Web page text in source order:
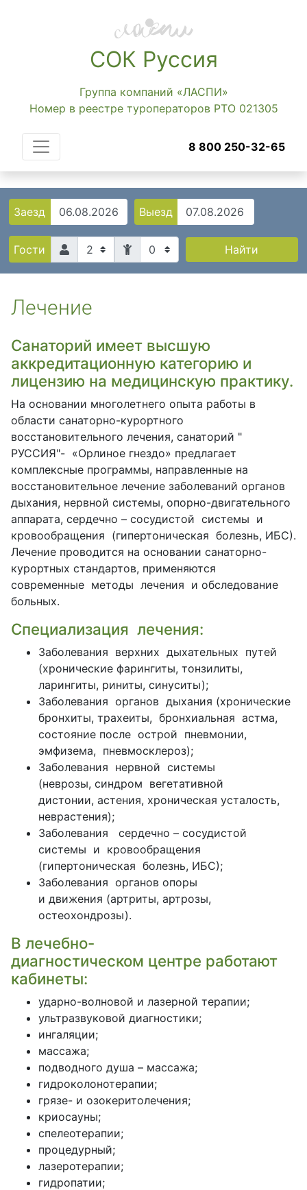
СОК Руссия
Группа компаний «ЛАСПИ»
Номер в реестре туроператоров РТО 021305
8 800 250-32-65
Заезд Выезд
Гости 0 Найти
Лечение
Санаторий имеет высшую
аккредитационную категорию и
лицензию на медицинскую практику.
На основании многолетнего опыта работы в
области санаторно-курортного
восстановительного лечения, санаторий "
РУССИЯ"- «Орлиное гнездо» предлагает
комплексные программы, направленные на
восстановительное лечение заболеваний органов
дыхания, нервной системы, опорно-двигательного
аппарата, сердечно – сосудистой системы и
кровообращения (гипертоническая болезнь, ИБС).
Лечение проводится на основании санаторно-
курортных стандартов, применяются
современные методы лечения и обследование
больных.
Специализация лечения:
Заболевания верхних дыхательных путей
(хронические фарингиты, тонзилиты,
ларингиты, риниты, синуситы);
Заболевания органов дыхания (хронические
бронхиты, трахеиты, бронхиальная астма,
состояние после острой пневмонии,
эмфизема, пневмосклероз);
Заболевания нервной системы
(неврозы, синдром вегетативной
дистонии, астения, хроническая усталость,
неврастения);
Заболевания сердечно – сосудистой
системы и кровообращения
(гипертоническая болезнь, ИБС);
Заболевания органов опоры
и движения (артриты, артрозы,
остеохондрозы).
В лечебно-
диагностическом центре работают
кабинеты:
ударно-волновой и лазерной терапии;
ультразвуковой диагностики;
ингаляции;
массажа;
подводного душа – массажа;
гидроколонотерапии;
грязе- и озокеритолечения;
криосауны;
спелеотерапии;
процедурный;
лазеротерапии;
гидропатии;